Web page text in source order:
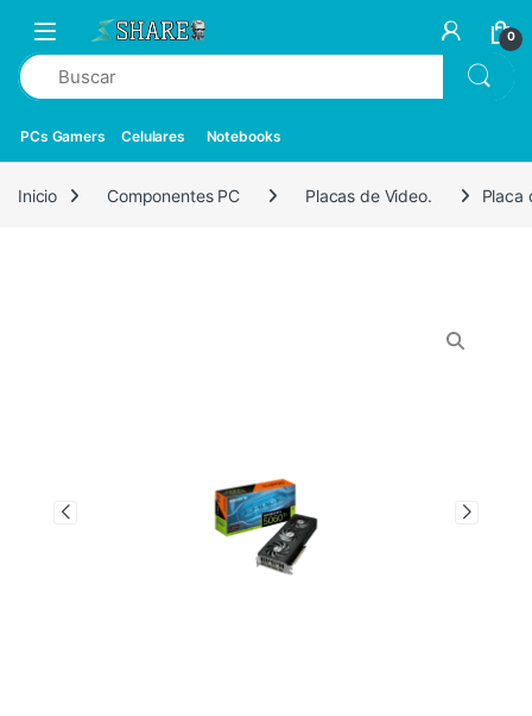
0
PCs Gamers Celulares Notebooks
Inicio Componentes PC Placas de Video. Placa